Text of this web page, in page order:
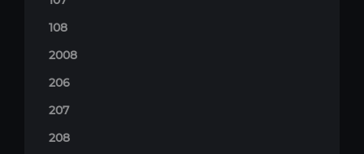
108
2008
206
207
208